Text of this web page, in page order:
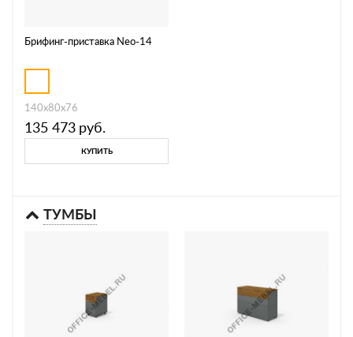
Брифинг-приставка Neo-14
140х80х76
135 473 руб.
КУПИТЬ
ТУМБЫ